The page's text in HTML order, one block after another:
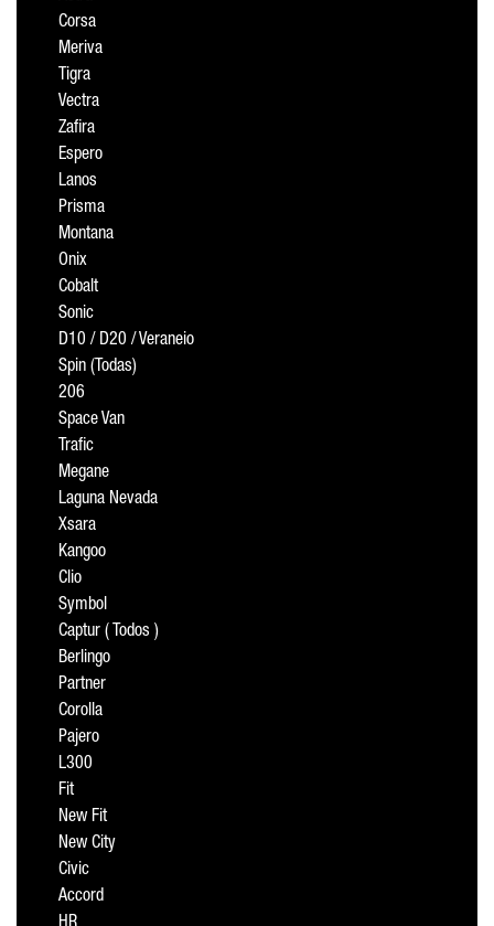
Corsa
Meriva
Tigra
Vectra
Zafira
Espero
Lanos
Prisma
Montana
Onix
Cobalt
Sonic
D10 / D20 / Veraneio
Spin (Todas)
206
Space Van
Trafic
Megane
Laguna Nevada
Xsara
Kangoo
Clio
Symbol
Captur ( Todos )
Berlingo
Partner
Corolla
Pajero
L300
Fit
New Fit
New City
Civic
Accord